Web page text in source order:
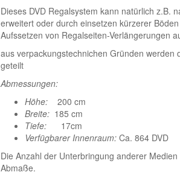
Dieses DVD Regalsystem kann natürlich z.B.
erweitert oder durch einsetzen kürzerer
Aufssetzen von Regalseiten-Verlängerungen
aus verpackungstechnichen Gründen werden
geteilt
Abmessungen:
Höhe:
200 cm
Breite: 185 cm
Tiefe:
17cm
Verfügbarer Innenraum:Ca. 864 DVD
Die Anzahl der Unterbringung anderer
Abmaße.